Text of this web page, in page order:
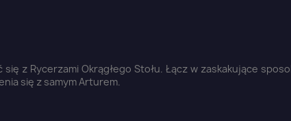
z Rycerzami Okrągłego Stołu. Łącz w zaskakujące
się z samym Arturem.